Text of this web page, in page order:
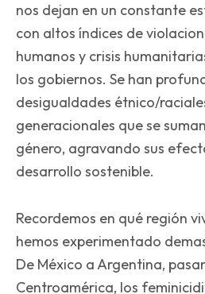
nos dejan en un constante
con altos índices de
humanos y crisis
los gobiernos. Se han
desigualdades étnico/
generacionales que se
género, agravando sus
desarrollo sostenible.
Recordemos en qué región
hemos experimentado
De México a Argentina,
Centroamérica, los